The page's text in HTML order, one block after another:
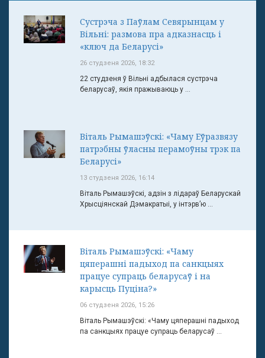
Сустрэча з Паўлам Севярынцам у
Вільні: размова пра адказнасць і
«ключ да Беларусі»
26 студзеня 2026, 18:32
22 студзеня ў Вільні адбылася сустрэча
беларусаў, якія пражываюць у ...
Віталь Рымашэўскі: «Чаму Еўразвязу
патрэбны ўласны перамоўны трэк па
Беларусі»
13 студзеня 2026, 16:14
Віталь Рымашэўскі, адзін з лідараў Беларускай
Хрысціянскай Дэмакратыі, у інтэрв’ю ...
Віталь Рымашэўскі: «Чаму
цяперашні падыход па санкцыях
працуе супраць беларусаў і на
карысць Пуціна?»
06 студзеня 2026, 15:26
Віталь Рымашэўскі: «Чаму цяперашні падыход
па санкцыях працуе супраць беларусаў ...